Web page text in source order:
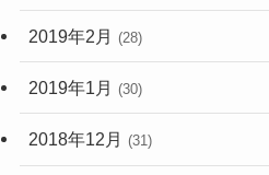
2019年2月 (28)
2019年1月 (30)
2018年12月 (31)